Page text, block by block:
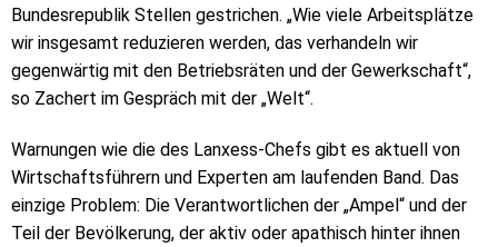
Bundesrepublik Stellen gestrichen. „Wie viele Arbeitsplätze
wir insgesamt reduzieren werden, das verhandeln wir
gegenwärtig mit den Betriebsräten und der Gewerkschaft“,
so Zachert im Gespräch mit der „Welt“.
Warnungen wie die des Lanxess-Chefs gibt es aktuell von
Wirtschaftsführern und Experten am laufenden Band. Das
einzige Problem: Die Verantwortlichen der „Ampel“ und der
Teil der Bevölkerung, der aktiv oder apathisch hinter ihnen